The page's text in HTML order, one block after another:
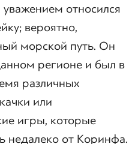
относился
вероятно,
морской путь. Он
регионе и был в
различных
или
игры, которые
недалеко от Коринфа.